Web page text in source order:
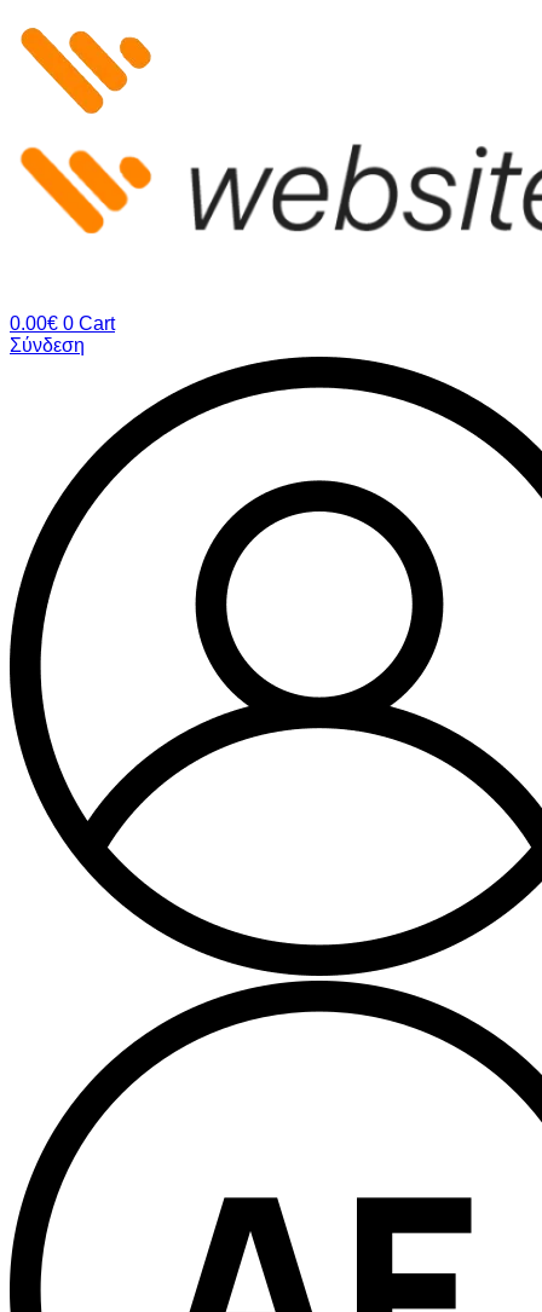
στο
περιεχόμενο
0.00€ 0 Cart
Σύνδεση